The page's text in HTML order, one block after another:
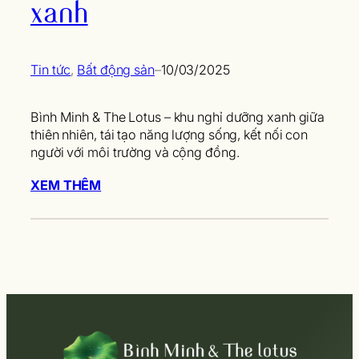
xanh
Tin tức, Bất động sản–10/03/2025
Bình Minh & The Lotus – khu nghỉ dưỡng xanh giữa
thiên nhiên, tái tạo năng lượng sống, kết nối con
người với môi trường và cộng đồng.
XEM THÊM